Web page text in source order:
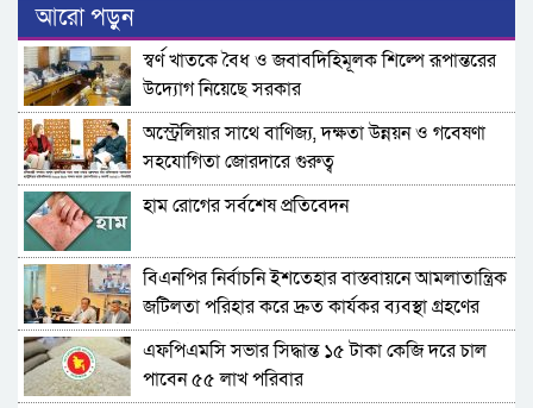
আরো পড়ুন
স্বর্ণ খাতকে বৈধ ও জবাবদিহিমূলক শিল্পে রূপান্তরের
উদ্যোগ নিয়েছে সরকার
অস্ট্রেলিয়ার সাথে বাণিজ্য, দক্ষতা উন্নয়ন ও গবেষণা
সহযোগিতা জোরদারে গুরুত্ব
হাম রোগের সর্বশেষ প্রতিবেদন
বিএনপির নির্বাচনি ইশতেহার বাস্তবায়নে আমলাতান্ত্রিক
জটিলতা পরিহার করে দ্রুত কার্যকর ব্যবস্থা গ্রহণের
নির্দেশ জনপ্রশাসন উপদেষ্টার
এফপিএমসি সভার সিদ্ধান্ত ১৫ টাকা কেজি দরে চাল
পাবেন ৫৫ লাখ পরিবার